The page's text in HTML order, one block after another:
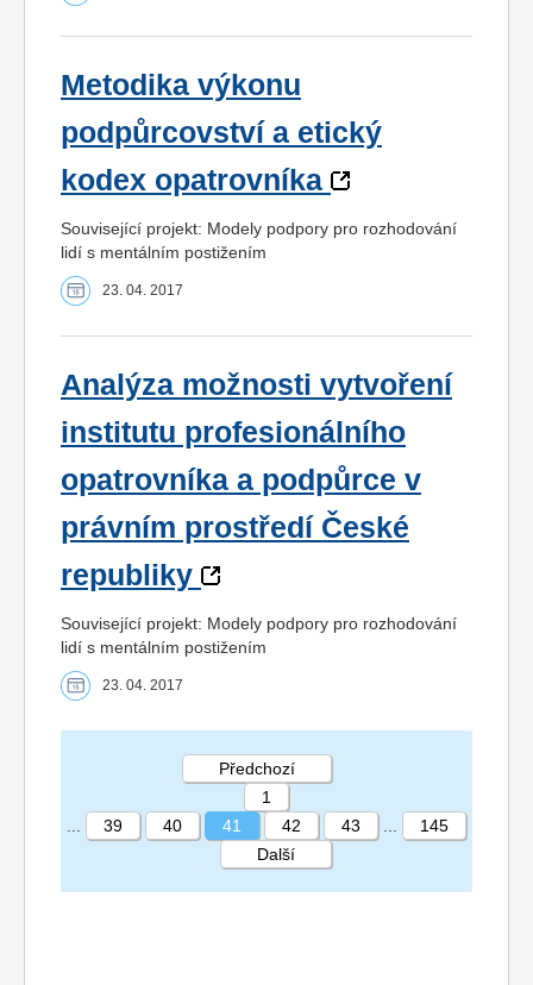
Metodika výkonu
podpůrcovství a etický
kodex opatrovníka
Související projekt: Modely podpory pro rozhodování
lidí s mentálním postižením
23. 04. 2017
Analýza možnosti vytvoření
institutu profesionálního
opatrovníka a podpůrce v
právním prostředí České
republiky
Související projekt: Modely podpory pro rozhodování
lidí s mentálním postižením
23. 04. 2017
STRÁNKA 41 145
Předchozí
1
39 40 41 42 43
145
Další